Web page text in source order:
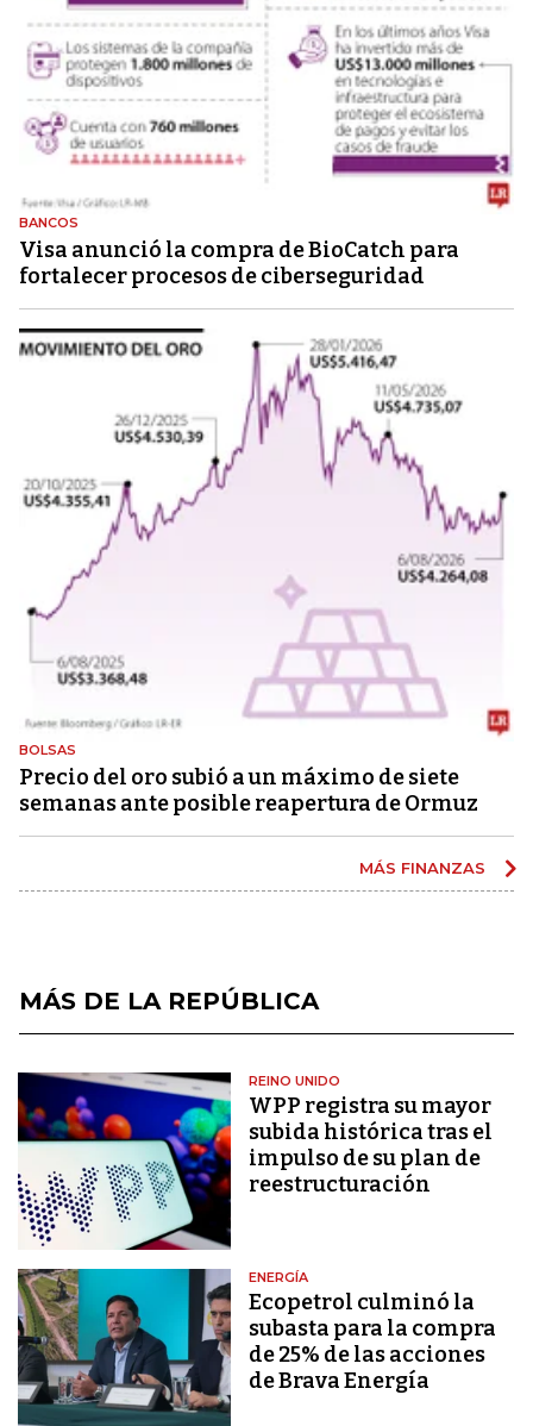
BANCOS
Visa anunció la compra de BioCatch para
fortalecer procesos de ciberseguridad
BOLSAS
Precio del oro subió a un máximo de siete
semanas ante posible reapertura de Ormuz
MÁS FINANZAS
MÁS DE LA REPÚBLICA
REINO UNIDO
WPP registra su mayor
subida histórica tras el
impulso de su plan de
reestructuración
ENERGÍA
Ecopetrol culminó la
subasta para la compra
de 25% de las acciones
de Brava Energía